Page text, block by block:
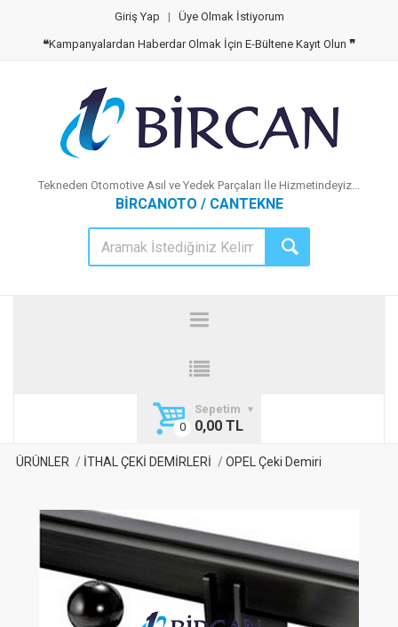
Giriş Yap | Üye Olmak İstiyorum
❝Kampanyalardan Haberdar Olmak İçin E-Bültene Kayıt Olun ❞
Tekneden Otomotive Asıl ve Yedek Parçaları İle Hizmetindeyiz...
BİRCANOTO / CANTEKNE
Sepetim
0,00 TL
ÜRÜNLER İTHAL ÇEKİ DEMİRLERİ OPEL Çeki Demiri